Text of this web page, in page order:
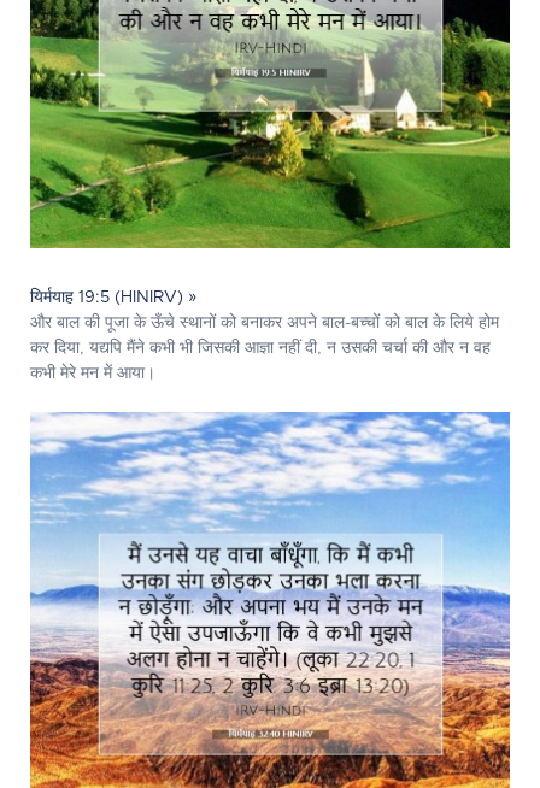
यिर्मयाह 19:5 (HINIRV) »
और बाल की पूजा के ऊँचे स्थानों को बनाकर अपने बाल-बच्चों को बाल के लिये होम
कर दिया, यद्यपि मैंने कभी भी जिसकी आज्ञा नहीं दी, न उसकी चर्चा की और न वह
कभी मेरे मन में आया।